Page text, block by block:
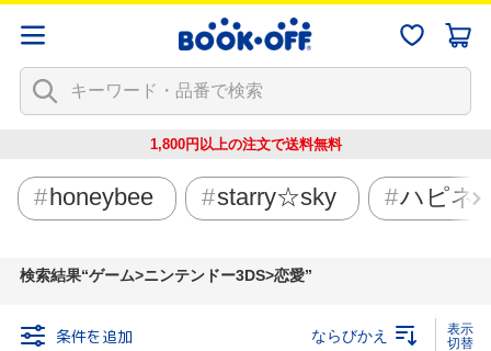
1,800円以上の注文で送料無料
honeybee starry☆sky ハピネ
検索結果 ゲーム>ニンテンドー3DS>恋愛
条件を追加 ならびかえ